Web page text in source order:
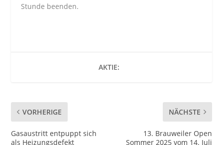
Stunde beenden.
AKTIE:
VORHERIGE
Gasaustritt entpuppt sich
als Heizungsdefekt
NÄCHSTE
13. Brauweiler Open
Sommer 2025 vom 14. Juli